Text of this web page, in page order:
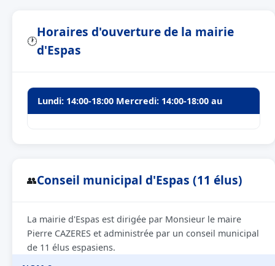
🕐
Horaires d'ouverture de la mairie
d'Espas
Lundi: 14:00-18:00 Mercredi: 14:00-18:00 au
👥Conseil municipal d'Espas (11 élus)
La mairie d'Espas est dirigée par Monsieur le maire
Pierre CAZERES et administrée par un conseil municipal
de 11 élus espasiens.